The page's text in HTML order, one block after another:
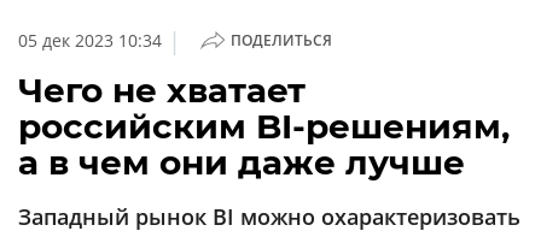
О
проекте
CNews
Аналитика
Конференции
05 дек 2023 10:34 | ПОДЕЛИТЬСЯ
Чего не хватает
российским BI-решениям,
а в чем они даже лучше
Западный рынок BI можно охарактеризовать